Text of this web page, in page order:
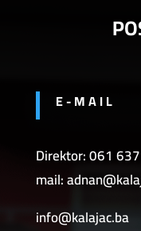
E-MAIL
Direktor: 061
mail:
info@kalajac.ba